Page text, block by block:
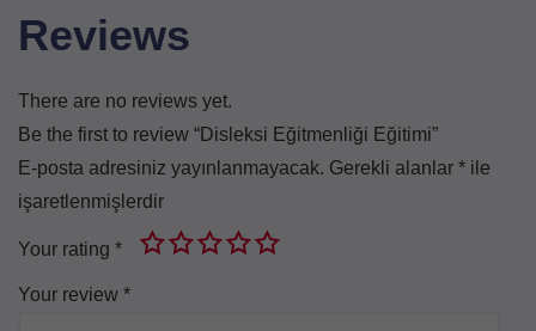
Reviews
There are no reviews yet.
Be the first to review “Disleksi Eğitmenliği Eğitimi”
E-posta adresiniz yayınlanmayacak. Gerekli alanlar * ile
işaretlenmişlerdir
Your rating *
Your review *